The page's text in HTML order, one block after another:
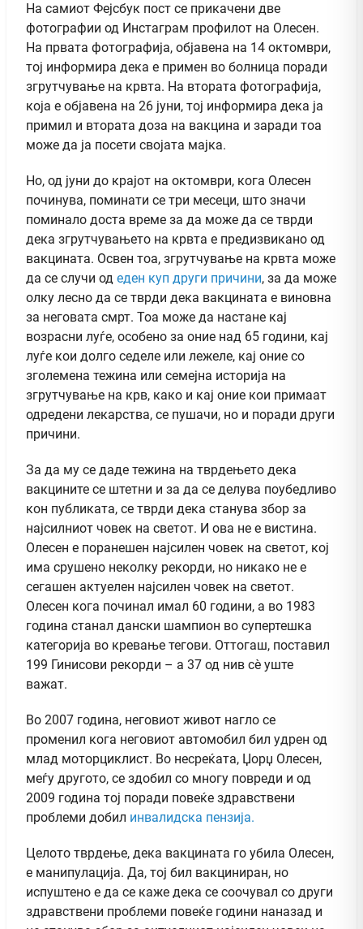
На самиот Фејсбук пост се прикачени две
фотографии од Инстаграм профилот на Олесен.
На првата фотографија, објавена на 14 октомври,
тој информира дека е примен во болница поради
згрутчување на крвта. На втората фотографија,
која е објавена на 26 јуни, тој информира дека ја
примил и втората доза на вакцина и заради тоа
може да ја посети својата мајка.
Но, од јуни до крајот на октомври, кога Олесен
починува, поминати се три месеци, што значи
поминало доста време за да може да се тврди
дека згрутчувањето на крвта е предизвикано од
вакцината. Освен тоа, згрутчување на крвта може
да се случи од еден куп други причини, за да може
олку лесно да се тврди дека вакцината е виновна
за неговата смрт. Тоа може да настане кај
возрасни луѓе, особено за оние над 65 години, кај
луѓе кои долго седеле или лежеле, кај оние со
зголемена тежина или семејна историја на
згрутчување на крв, како и кај оние кои примаат
одредени лекарства, се пушачи, но и поради други
причини.
За да му се даде тежина на тврдењето дека
вакцините се штетни и за да се делува поубедливо
кон публиката, се тврди дека станува збор за
најсилниот човек на светот. И ова не е вистина.
Олесен е поранешен најсилен човек на светот, кој
има срушено неколку рекорди, но никако не е
сегашен актуелен најсилен човек на светот.
Олесен кога починал имал 60 години, а во 1983
година станал дански шампион во супертешка
категорија во кревање тегови. Оттогаш, поставил
199 Гинисови рекорди – а 37 од нив сè уште
важат.
Во 2007 година, неговиот живот нагло се
променил кога неговиот автомобил бил удрен од
млад моторциклист. Во несреќата, Џорџ Олесен,
меѓу другото, се здобил со многу повреди и од
2009 година тој поради повеќе здравствени
проблеми добил инвалидска пензија.
Целото тврдење, дека вакцината го убила Олесен,
е манипулација. Да, тој бил вакциниран, но
испуштено е да се каже дека се соочувал со други
здравствени проблеми повеќе години наназад и